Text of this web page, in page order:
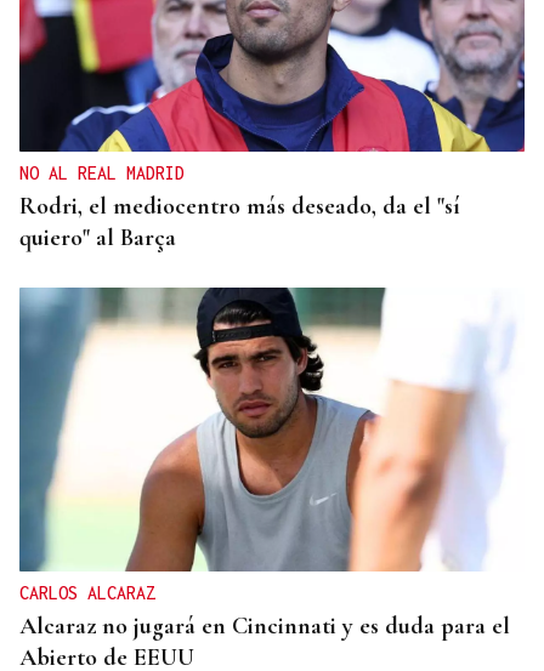
NO AL REAL MADRID
Rodri, el mediocentro más deseado, da el "sí
quiero" al Barça
CARLOS ALCARAZ
Alcaraz no jugará en Cincinnati y es duda para el
Abierto de EEUU